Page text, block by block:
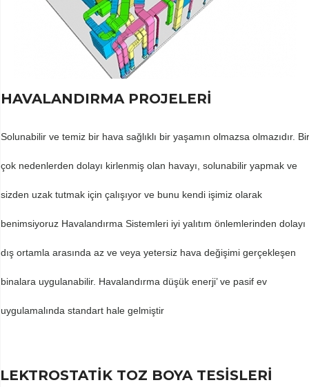
HAVALANDIRMA PROJELERİ
Solunabilir ve temiz bir hava sağlıklı bir yaşamın olmazsa olmazıdır.
çok nedenlerden dolayı kirlenmiş olan havayı, solunabilir yapmak ve
sizden uzak tutmak için çalışıyor ve bunu kendi işimiz olarak
benimsiyoruz Havalandırma Sistemleri iyi yalıtım önlemlerinden dolayı
dış ortamla arasında az ve veya yetersiz hava değişimi gerçekleşen
binalara uygulanabilir. Havalandırma düşük enerji’ ve pasif ev
uygulamalında standart hale gelmiştir
TOZ BOYA TESİSLERİ